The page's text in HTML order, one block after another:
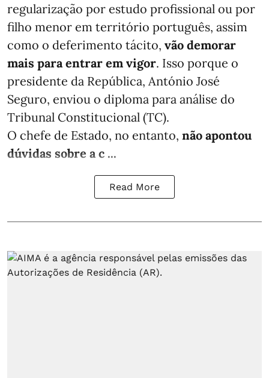
regularização por estudo profissional ou por
filho menor em território português, assim
como o deferimento tácito, vão demorar
mais para entrar em vigor. Isso porque o
presidente da República, António José
Seguro, enviou o diploma para análise do
Tribunal Constitucional (TC).
O chefe de Estado, no entanto, não apontou
dúvidas sobre a c ...
Read More